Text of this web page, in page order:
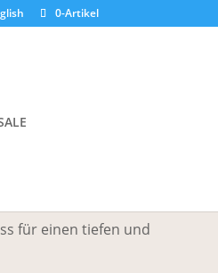
0-Artikel
Tea – Sleep
für einen tiefen und